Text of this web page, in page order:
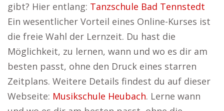
gibt? Hier entlang: Tanzschule Bad Tennstedt
Ein wesentlicher Vorteil eines Online-Kurses ist
die freie Wahl der Lernzeit. Du hast die
Möglichkeit, zu lernen, wann und wo es dir am
besten passt, ohne den Druck eines starren
Zeitplans. Weitere Details findest du auf dieser
Webseite: Musikschule Heubach. Lerne wann